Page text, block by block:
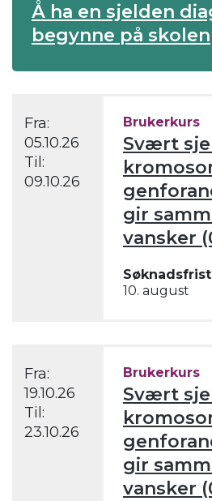
Å ha en sjelden
begynne på skolen
Fra:
05.10.26
Til:
09.10.26
Brukerkurs
Svært
gir
vansker
10. august
Fra:
19.10.26
Til:
23.10.26
Brukerkurs
Svært
gir
vansker